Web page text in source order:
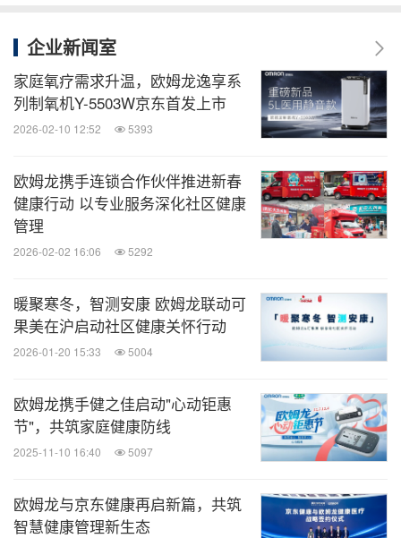
师生及职场人群提升健康素养，为培养高素质人才、
推进"健康中国2030"目标持续贡献力量。
消息来源：欧姆龙健康医疗（中国）有限公司
医药健闻
微信公众号“医药健闻”发布全球制药、医疗、
大健康企业最新的经营动态。扫描二维码，
立即订阅！
关键词：健康护理与医院 医疗设备
医疗药物
分享到：
企业新闻室
家庭氧疗需求升温，欧姆龙逸享系
列制氧机Y-5503W京东首发上市
2026-02-10 12:52 5393
欧姆龙携手连锁合作伙伴推进新春
健康行动 以专业服务深化社区健康
管理
2026-02-02 16:06 5292
暖聚寒冬，智测安康 欧姆龙联动可
果美在沪启动社区健康关怀行动
2026-01-20 15:33 5004
欧姆龙携手健之佳启动"心动钜惠
节"，共筑家庭健康防线
2025-11-10 16:40 5097
欧姆龙与京东健康再启新篇，共筑
智慧健康管理新生态